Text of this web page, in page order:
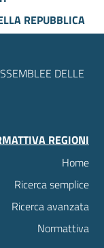
REPUBBLICA
DELLE
REGIONI
Home
Ricerca semplice
Ricerca avanzata
Normattiva